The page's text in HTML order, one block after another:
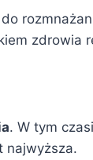
zdrowia
. W tym
najwyższa.